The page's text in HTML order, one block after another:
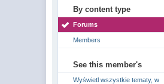
By content type
Forums
Members
See this member's
Wyświetl wszystkie tematy, w